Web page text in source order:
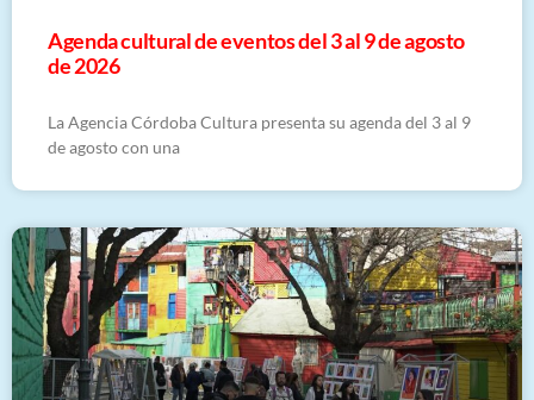
​Agenda cultural de eventos del 3 al 9 de agosto
de 2026
La Agencia Córdoba Cultura presenta su agenda del 3 al 9
de agosto con una